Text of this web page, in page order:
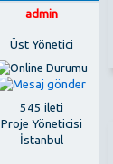
admin
Üst Yönetici
545 ileti
Proje Yöneticisi
İstanbul